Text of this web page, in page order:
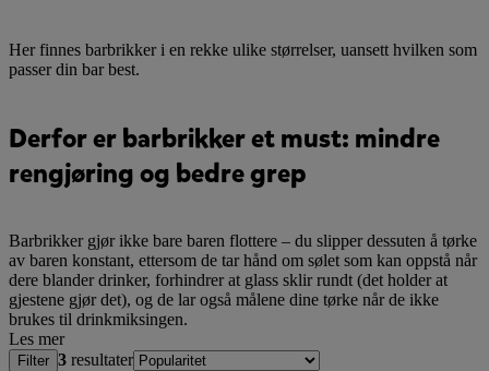
Her finnes barbrikker i en rekke ulike størrelser, uansett hvilken som
passer din bar best.
Derfor er barbrikker et must: mindre
rengjøring og bedre grep
Barbrikker gjør ikke bare baren flottere – du slipper dessuten å tørke
av baren konstant, ettersom de tar hånd om sølet som kan oppstå når
dere blander drinker, forhindrer at glass sklir rundt (det holder at
gjestene gjør det), og de lar også målene dine tørke når de ikke
brukes til drinkmiksingen.
Les mer
Filter 3 resultater